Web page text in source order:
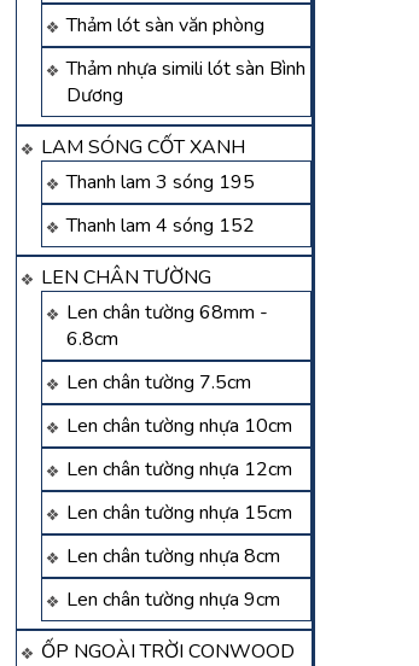
Thảm lót sàn văn phòng
Thảm nhựa simili lót sàn Bình
Dương
LAM SÓNG CỐT XANH
Thanh lam 3 sóng 195
Thanh lam 4 sóng 152
LEN CHÂN TƯỜNG
Len chân tường 68mm -
6.8cm
Len chân tường 7.5cm
Len chân tường nhựa 10cm
Len chân tường nhựa 12cm
Len chân tường nhựa 15cm
Len chân tường nhựa 8cm
Len chân tường nhựa 9cm
ỐP NGOÀI TRỜI CONWOOD
Sàn gỗ dĩ an – sàn gỗ
malaysia dĩ an bình
dương
Liên hệ
Sàn gỗ bến cát –
malaysia bến